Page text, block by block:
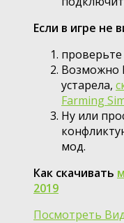
Если в игре не
проверьте
Возможно
устарела,
Farming
Ну или
мод.
Как скачивать
2019
Посмотреть